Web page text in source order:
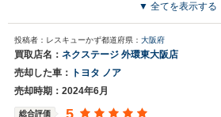
▼ 全てを表示する
投稿者：レスキューかず都道府県： 大阪府
買取店名： ネクステージ 外環東大阪店
売却した車：
トヨタ ノア
売却時期：2024年6月
総合評価 5